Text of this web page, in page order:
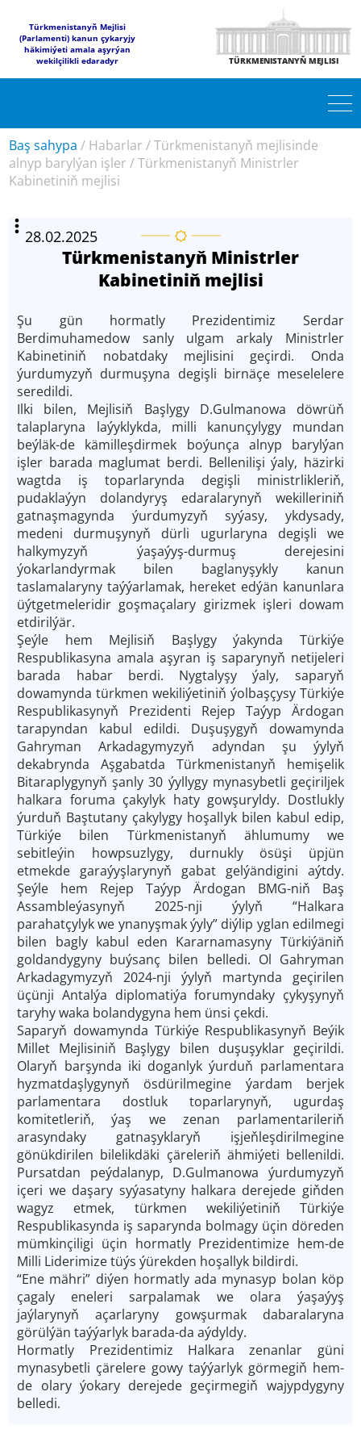
Türkmenistanyň Mejlisi
(Parlamenti) kanun çykaryjy
häkimiýeti amala aşyrýan
wekilçilikli edaradyr
TÜRKMENISTANYŇ MEJLISI
Baş sahypa / Habarlar /Türkmenistanyň mejlisinde
alnyp barylýan işler /Türkmenistanyň Ministrler
Kabinetiniň mejlisi
28.02.2025
Türkmenistanyň Ministrler
Kabinetiniň mejlisi
Şu gün hormatly Prezidentimiz Serdar
Berdimuhamedow sanly ulgam arkaly Ministrler
Kabinetiniň nobatdaky mejlisini geçirdi. Onda
ýurdumyzyň durmuşyna degişli birnäçe meselelere
seredildi.
Ilki bilen, Mejlisiň Başlygy D.Gulmanowa döwrüň
talaplaryna laýyklykda, milli kanunçylygy mundan
beýläk-de kämilleşdirmek boýunça alnyp barylýan
işler barada maglumat berdi. Bellenilişi ýaly, häzirki
wagtda iş toparlarynda degişli ministrlikleriň,
pudaklaýyn dolandyryş edaralarynyň wekilleriniň
gatnaşmagynda ýurdumyzyň syýasy, ykdysady,
medeni durmuşynyň dürli ugurlaryna degişli we
halkymyzyň ýaşaýyş-durmuş derejesini
ýokarlandyrmak bilen baglanyşykly kanun
taslamalaryny taýýarlamak, hereket edýän kanunlara
üýtgetmeleridir goşmaçalary girizmek işleri dowam
etdirilýär.
Şeýle hem Mejlisiň Başlygy ýakynda Türkiýe
Respublikasyna amala aşyran iş saparynyň netijeleri
barada habar berdi. Nygtalyşy ýaly, saparyň
dowamynda türkmen wekiliýetiniň ýolbaşçysy Türkiýe
Respublikasynyň Prezidenti Rejep Taýyp Ärdogan
tarapyndan kabul edildi. Duşuşygyň dowamynda
Gahryman Arkadagymyzyň adyndan şu ýylyň
dekabrynda Aşgabatda Türkmenistanyň hemişelik
Bitaraplygynyň şanly 30 ýyllygy mynasybetli geçiriljek
halkara foruma çakylyk haty gowşuryldy. Dostlukly
ýurduň Baştutany çakylygy hoşallyk bilen kabul edip,
Türkiýe bilen Türkmenistanyň ählumumy we
sebitleýin howpsuzlygy, durnukly ösüşi üpjün
etmekde garaýyşlarynyň gabat gelýändigini aýtdy.
Şeýle hem Rejep Taýyp Ärdogan BMG-niň Baş
Assambleýasynyň 2025-nji ýylyň “Halkara
parahatçylyk we ynanyşmak ýyly” diýlip yglan edilmegi
bilen bagly kabul eden Kararnamasyny Türkiýäniň
goldandygyny buýsanç bilen belledi. Ol Gahryman
Arkadagymyzyň 2024-nji ýylyň martynda geçirilen
üçünji Antalýa diplomatiýa forumyndaky çykyşynyň
taryhy waka bolandygyna hem ünsi çekdi.
Saparyň dowamynda Türkiýe Respublikasynyň Beýik
Millet Mejlisiniň Başlygy bilen duşuşyklar geçirildi.
Olaryň barşynda iki doganlyk ýurduň parlamentara
hyzmatdaşlygynyň ösdürilmegine ýardam berjek
parlamentara dostluk toparlarynyň, ugurdaş
komitetleriň, ýaş we zenan parlamentarileriň
arasyndaky gatnaşyklaryň işjeňleşdirilmegine
gönükdirilen bilelikdäki çäreleriň ähmiýeti bellenildi.
Pursatdan peýdalanyp, D.Gulmanowa ýurdumyzyň
içeri we daşary syýasatyny halkara derejede giňden
wagyz etmek, türkmen wekiliýetiniň Türkiýe
Respublikasynda iş saparynda bolmagy üçin döreden
mümkinçiligi üçin hormatly Prezidentimize hem-de
Milli Liderimize tüýs ýürekden hoşallyk bildirdi.
“Ene mähri” diýen hormatly ada mynasyp bolan köp
çagaly eneleri sarpalamak we olara ýaşaýyş
jaýlarynyň açarlaryny gowşurmak dabaralaryna
görülýän taýýarlyk barada-da aýdyldy.
Hormatly Prezidentimiz Halkara zenanlar güni
mynasybetli çärelere gowy taýýarlyk görmegiň hem-
de olary ýokary derejede geçirmegiň wajypdygyny
belledi.